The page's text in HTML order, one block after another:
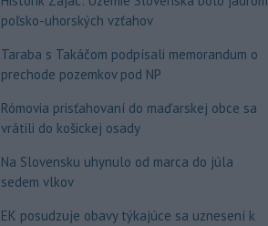
poľsko-uhorských vzťahov
Taraba s Takáčom podpísali memorandum o
prechode pozemkov pod NP
Rómovia prisťahovaní do maďarskej obce sa
vrátili do košickej osady
Na Slovensku uhynulo od marca do júla
sedem vlkov
EK posudzuje obavy týkajúce sa uznesení k